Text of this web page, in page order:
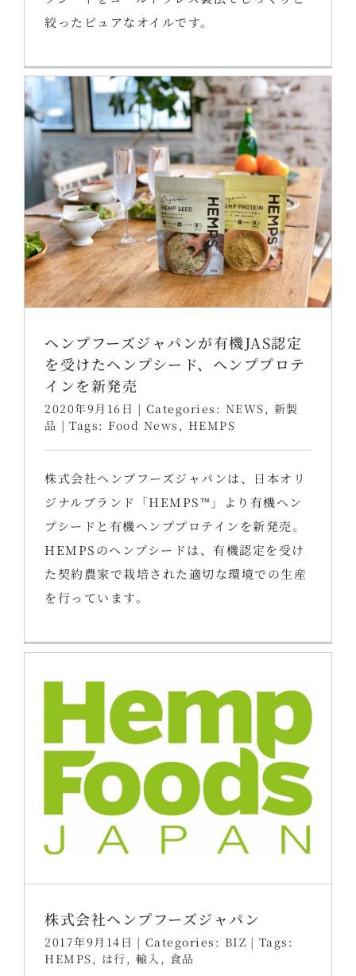
絞ったピュアなオイルです。
ヘンプフーズジャパンが有機JAS認定
を受けたヘンプシード、ヘンププロテ
インを新発売
2020年9月16日 | Categories: NEWS , 新製
品 | Tags: Food News , HEMPS
株式会社ヘンプフーズジャパンは、日本オリ
ジナルブランド「HEMPS™」より有機ヘン
プシードと有機ヘンププロテインを新発売。
HEMPSのヘンプシードは、有機認定を受け
た契約農家で栽培された適切な環境での生産
を行っています。
株式会社ヘンプフーズジャパン
2017年9月14日 | Categories: BIZ | Tags:
HEMPS , は行 , 輸入 , 食品